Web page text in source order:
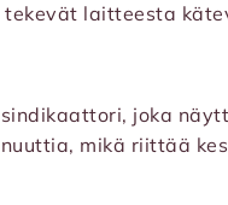
laitteesta
joka
mikä riittää